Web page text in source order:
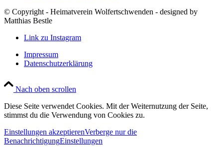
© Copyright - Heimatverein Wolfertschwenden - designed by
Matthias Bestle
Link zu Instagram
Impressum
Datenschutzerklärung
Nach oben scrollen
Diese Seite verwendet Cookies. Mit der Weiternutzung der Seite,
stimmst du die Verwendung von Cookies zu.
Einstellungen akzeptierenVerberge nur die
BenachrichtigungEinstellungen